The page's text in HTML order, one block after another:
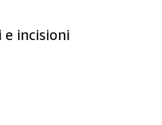
e incisioni